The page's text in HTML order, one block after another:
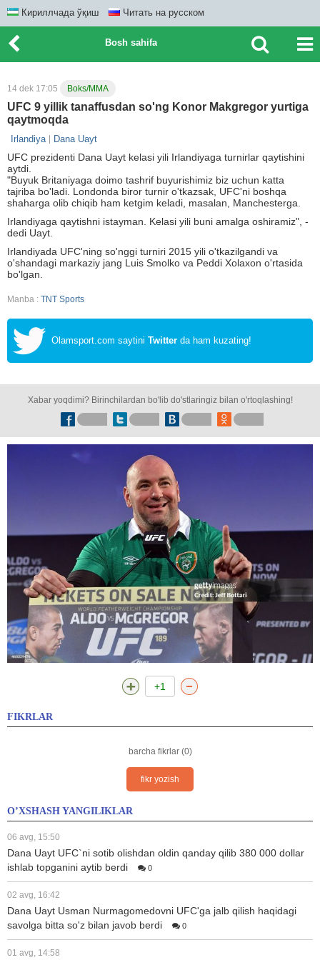
Кириллчада ўқиш Читать на русском
Bosh sahifa
14 dek 17:05 Boks/MMA
UFC 9 yillik tanaffusdan so'ng Konor Makgregor yurtiga
qaytmoqda
Irlandiya Dana Uayt
UFC prezidenti Dana Uayt kelasi yili Irlandiyaga turnirlar qaytishini
aytdi.
"Buyuk Britaniyaga doimo tashrif buyurishimiz biz uchun katta
tajriba bo'ladi. Londonda biror turnir o'tkazsak, UFC'ni boshqa
shaharga olib chiqib ham ketgim keladi, masalan, Manchesterga.
Irlandiyaga qaytishni istayman. Kelasi yili buni amalga oshiramiz", -
dedi Uayt.
Irlandiyada UFC'ning so'nggi turniri 2015 yili o'tkazilgandi va
o'shandagi markaziy jang Luis Smolko va Peddi Xolaxon o'rtasida
bo'lgan.
Manba : TNT Sports
Olamsport.com saytini Twitter da ham kuzating!
Xabar yoqdimi? Birinchilardan bo'lib do'stlaringiz bilan o'rtoqlashing!
+1
FIKRLAR
barcha fikrlar (0)
fikr yozish
O’XSHASH YANGILIKLAR
06 avg, 15:50
Dana Uayt UFC`ni sotib olishdan oldin qanday qilib 380 000 dollar
ishlab topganini aytib berdi
0
02 avg, 16:42
Dana Uayt Usman Nurmagomedovni UFC'ga jalb qilish haqidagi
savolga bitta so'z bilan javob berdi
0
01 avg, 14:58